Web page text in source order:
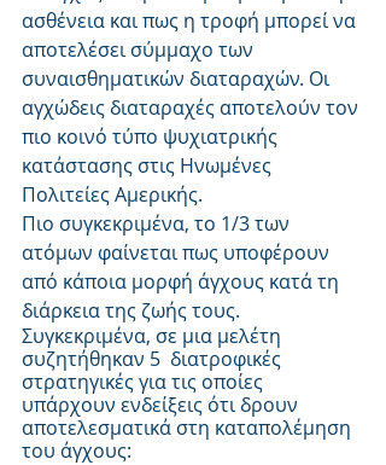
ασθένεια και πως η τροφή μπορεί να
αποτελέσει σύμμαχο των
συναισθηματικών διαταραχών. Οι
αγχώδεις διαταραχές αποτελούν τον
πιο κοινό τύπο ψυχιατρικής
κατάστασης στις Ηνωμένες
Πολιτείες Αμερικής.
Πιο συγκεκριμένα, το 1/3 των
ατόμων φαίνεται πως υποφέρουν
από κάποια μορφή άγχους κατά τη
διάρκεια της ζωής τους.
Συγκεκριμένα, σε μια μελέτη
συζητήθηκαν 5  διατροφικές
στρατηγικές για τις οποίες
υπάρχουν ενδείξεις ότι δρουν
αποτελεσματικά στη καταπολέμηση
του άγχους: